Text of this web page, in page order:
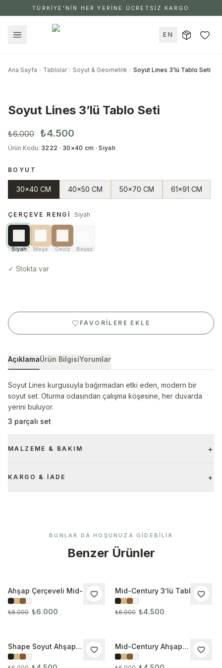
TÜRKİYE'NİN HER YERİNE ÜCRETSİZ KARGO
EN
Ana Sayfa Tablolar Soyut & Geometrik Soyut Lines 3’lü Tablo Seti
Soyut Lines 3’lü Tablo Seti
₺6.000 ₺4.500
Ürün Kodu: 3222 · 30×40 cm · Siyah
BOYUT
30x40 CM 40x50 CM 50x70 CM 61x91 CM
ÇERÇEVE RENGI Siyah
Siyah Meşe Ceviz Beyaz
✓ Stokta var
FAVORILERE EKLE
AçıklamaÜrün BilgisiYorumlar
Soyut Lines kurgusuyla bağırmadan etki eden, modern bir
soyut set. Oturma odasından çalışma köşesine, her duvarda
yerini buluyor.
3 parçalı set
MALZEME & BAKIM +
KARGO & İADE +
BUNLAR DA HOŞUNUZA GIDEBILIR
Benzer Ürünler
İNDIRIM
Ahşap Çerçeveli Mid-
Century 4’lü Tablo Seti
₺8.000 ₺6.000
İNDIRIM
Mid-Century 3’lü Tablo Seti
3131
₺6.000 ₺4.500
İNDIRIM
Shape Soyut Ahşap
Çerçeveli 3’lü Tablo Seti
İNDIRIM
Mid-Century Ahşap
Çerçeveli 3’lü Tablo Seti